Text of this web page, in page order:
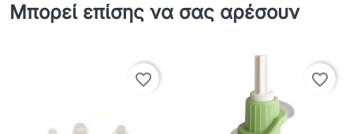
Μπορεί επίσης να σας αρέσουν
favorite_border favorite_border